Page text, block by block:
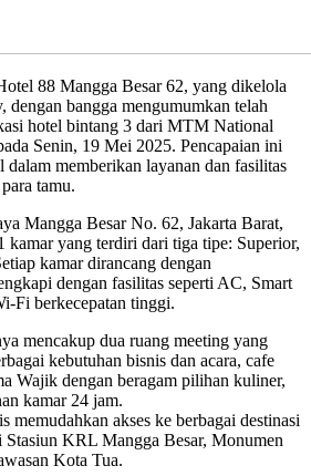
88 Mangga Besar 62, yang dikelola
bangga mengumumkan telah
hotel bintang 3 dari MTM National
Senin, 19 Mei 2025. Pencapaian ini
dalam memberikan layanan dan fasilitas
tamu.
Mangga Besar No. 62, Jakarta Barat,
kamar yang terdiri dari tiga tipe: Superior,
kamar dirancang dengan
dengan fasilitas seperti AC, Smart
Fi berkecepatan tinggi.
mencakup dua ruang meeting yang
kebutuhan bisnis dan acara, cafe
Wajik dengan beragam pilihan kuliner,
kamar 24 jam.
memudahkan akses ke berbagai destinasi
Stasiun KRL Mangga Besar, Monumen
Kota Tua.